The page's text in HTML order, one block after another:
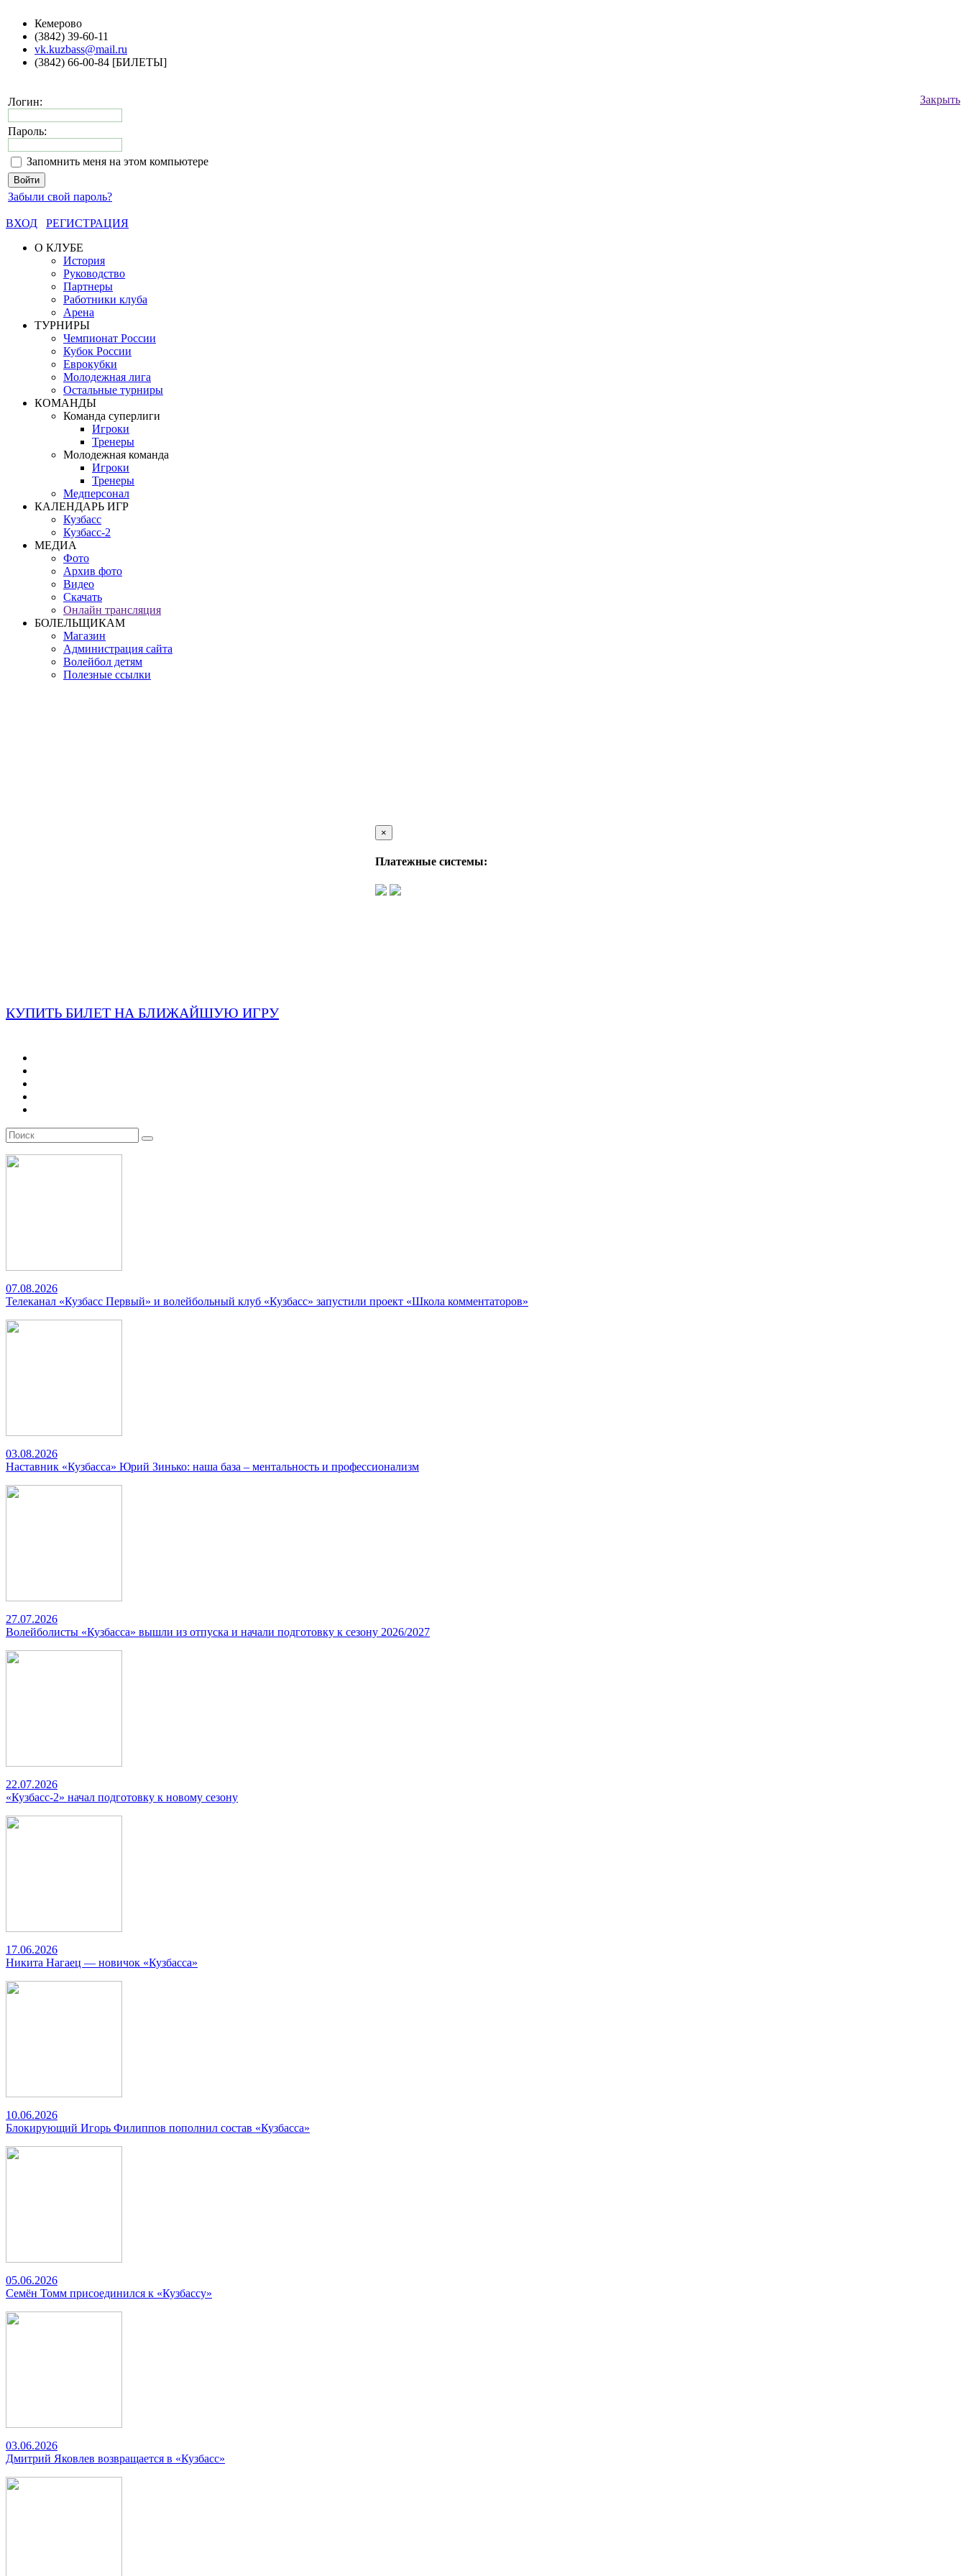
Кемерово
(3842) 39-60-11
vk.kuzbass@mail.ru
(3842) 66-00-84 [БИЛЕТЫ]
Закрыть
Логин:
Пароль:
Запомнить меня на этом компьютере
Забыли свой пароль?
ВХОД
РЕГИСТРАЦИЯ
О КЛУБЕ
История
Руководство
Партнеры
Работники клуба
Арена
ТУРНИРЫ
Чемпионат России
Кубок России
Еврокубки
Молодежная лига
Остальные турниры
КОМАНДЫ
Команда суперлиги
Игроки
Тренеры
Молодежная команда
Игроки
Тренеры
Медперсонал
КАЛЕНДАРЬ ИГР
Кузбасс
Кузбасс-2
МЕДИА
Фото
Архив фото
Видео
Скачать
Онлайн трансляция
БОЛЕЛЬЩИКАМ
Магазин
Администрация сайта
Волейбол детям
Полезные ссылки
×
Платежные системы:
КУПИТЬ БИЛЕТ НА БЛИЖАЙШУЮ ИГРУ
07.08.2026
Телеканал «Кузбасс Первый» и волейбольный клуб «Кузбасс» запустили проект «Школа комментаторов»
03.08.2026
Наставник «Кузбасса» Юрий Зинько: наша база – ментальность и профессионализм
27.07.2026
Волейболисты «Кузбасса» вышли из отпуска и начали подготовку к сезону 2026/2027
22.07.2026
«Кузбасс-2» начал подготовку к новому сезону
17.06.2026
Никита Нагаец — новичок «Кузбасса»
10.06.2026
Блокирующий Игорь Филиппов пополнил состав «Кузбасса»
05.06.2026
Семён Томм присоединился к «Кузбассу»
03.06.2026
Дмитрий Яковлев возвращается в «Кузбасс»